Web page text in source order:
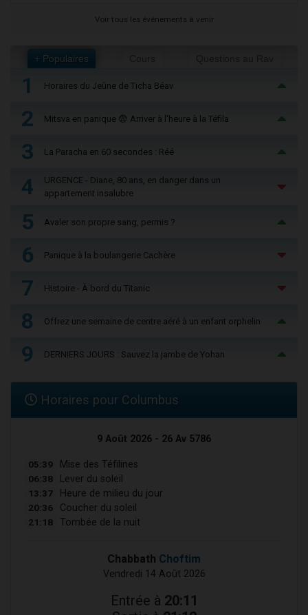
Voir tous les événements à venir
+ Populaires
1 Horaires du Jeûne de Ticha Béav
2 Mitsva en panique 😨 Arriver à l'heure à la Téfila
3 La Paracha en 60 secondes : Réé
4
URGENCE - Diane, 80 ans, en danger dans un
appartement insalubre
5 Avaler son propre sang, permis ?
6 Panique à la boulangerie Cachère
7 Histoire - À bord du Titanic
8 Offrez une semaine de centre aéré à un enfant orphelin
9 DERNIERS JOURS : Sauvez la jambe de Yohan
Horaires pour Columbus
9 Août 2026 - 26 Av 5786
05:39 Mise des Téfilines
06:38 Lever du soleil
13:37 Heure de milieu du jour
20:36 Coucher du soleil
21:18 Tombée de la nuit
Chabbath Choftim
Vendredi 14 Août 2026
Entrée à 20:11